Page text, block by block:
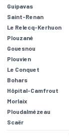
Guipavas
Saint-Renan
Le Relecq-Kerhuon
Plouzané
Gouesnou
Plouvien
Le Conquet
Bohars
Hôpital-Camfrout
Morlaix
Ploudalmézeau
Scaër